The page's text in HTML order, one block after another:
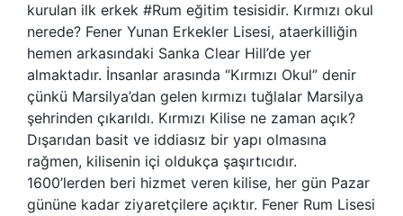
kurulan ilk erkek #Rum eğitim tesisidir. Kırmızı okul
nerede? Fener Yunan Erkekler Lisesi, ataerkilliğin
hemen arkasındaki Sanka Clear Hill’de yer
almaktadır. İnsanlar arasında “Kırmızı Okul” denir
çünkü Marsilya’dan gelen kırmızı tuğlalar Marsilya
şehrinden çıkarıldı. Kırmızı Kilise ne zaman açık?
Dışarıdan basit ve iddiasız bir yapı olmasına
rağmen, kilisenin içi oldukça şaşırtıcıdır.
1600’lerden beri hizmet veren kilise, her gün Pazar
gününe kadar ziyaretçilere açıktır. Fener Rum Lisesi